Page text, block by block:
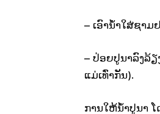
– ເອົານ້ຳໃສ່ຊາມ
– ປ່ອຍປູນາລົງລ້
ແມ່ເທົ່າກັນ).
ການໃຫ້ນ້ຳປູນາ